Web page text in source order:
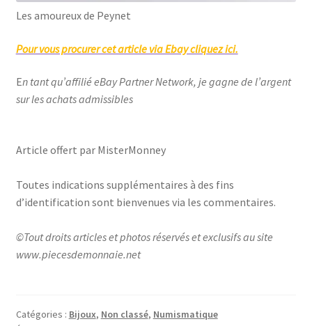
Les amoureux de Peynet
Pour vous procurer cet article via Ebay cliquez ici.
En tant qu’affilié eBay Partner Network, je gagne de l’argent
sur les achats admissibles
Article offert par MisterMonney
Toutes indications supplémentaires à des fins
d’identification sont bienvenues via les commentaires.
©Tout droits articles et photos réservés et exclusifs au site
www.piecesdemonnaie.net
Catégories : Bijoux, Non classé, Numismatique